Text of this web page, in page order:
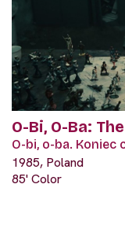
O-Bi, O-Ba:
O-bi, o-ba. Koniec
1985, Poland
85' Color